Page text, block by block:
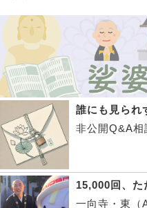
誰にも見られ
非公開Q&A相
15,000回、
一向寺・東（